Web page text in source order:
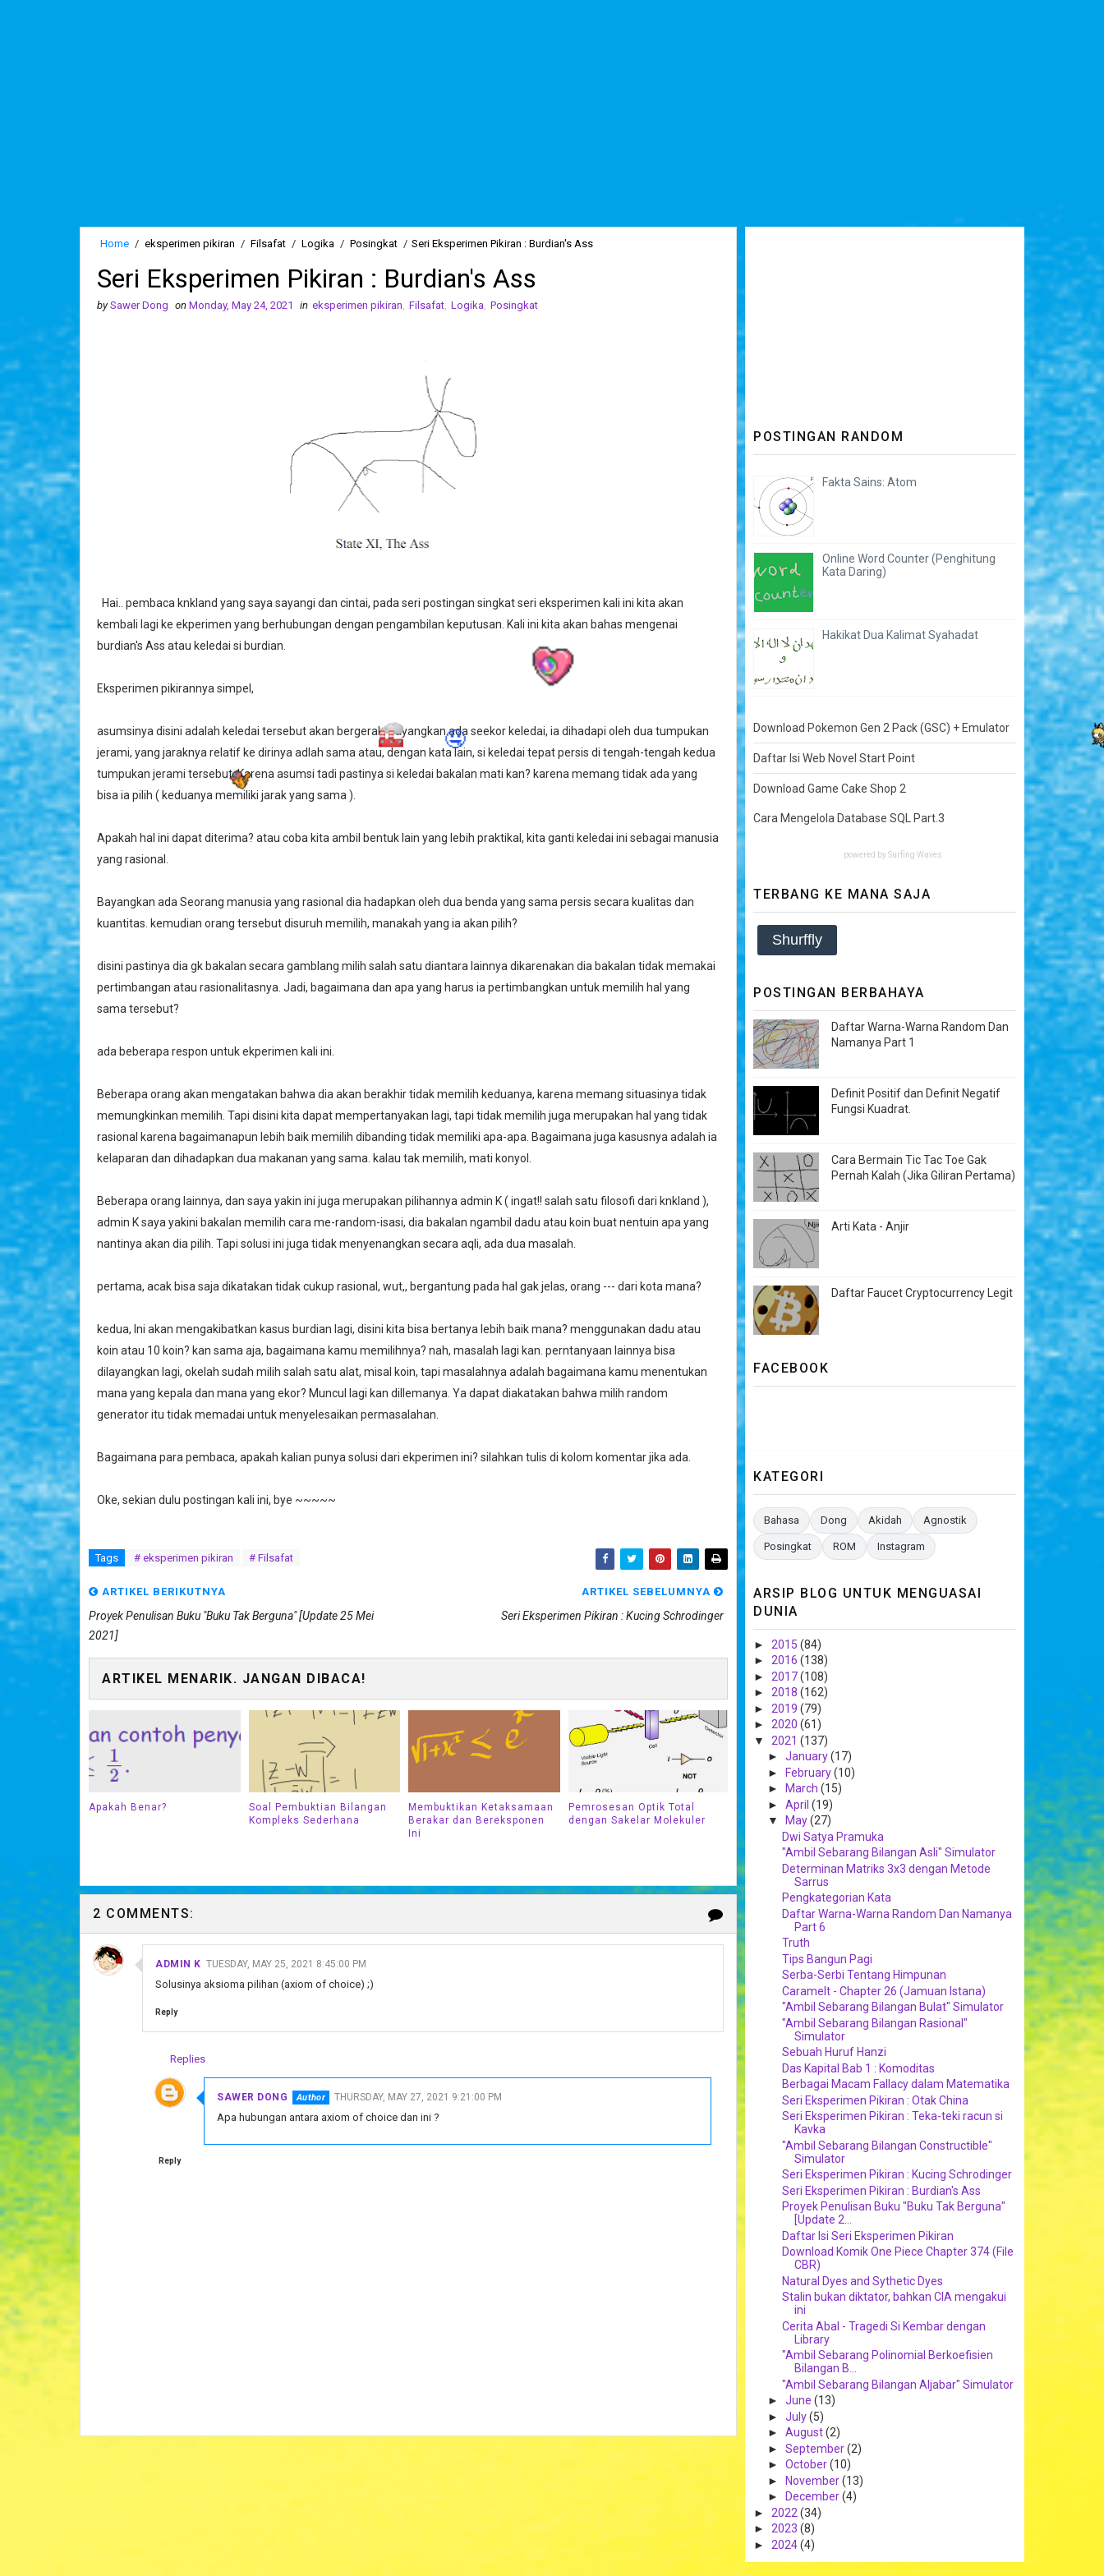
Home / eksperimen pikiran / Filsafat / Logika / Posingkat / Seri Eksperimen Pikiran : Burdian's Ass
Seri Eksperimen Pikiran : Burdian's Ass
by Sawer Dong on Monday, May 24, 2021 in eksperimen pikiran Filsafat Logika Posingkat
Hai.. pembaca knkland yang saya sayangi dan cintai, pada seri postingan singkat seri eksperimen kali ini kita akan
kembali lagi ke ekperimen yang berhubungan dengan pengambilan keputusan. Kali ini kita akan bahas mengenai
burdian's Ass atau keledai si burdian.
Eksperimen pikirannya simpel,
asumsinya disini adalah keledai tersebut akan bergerak, bayangkan ada seekor keledai, ia dihadapi oleh dua tumpukan
jerami, yang jaraknya relatif ke dirinya adlah sama atau, dengan kata lain, si keledai tepat persis di tengah-tengah kedua
tumpukan jerami tersebut. Karena asumsi tadi pastinya si keledai bakalan mati kan? karena memang tidak ada yang
bisa ia pilih ( keduanya memiliki jarak yang sama ).
Apakah hal ini dapat diterima? atau coba kita ambil bentuk lain yang lebih praktikal, kita ganti keledai ini sebagai manusia
yang rasional.
Bayangkan ada Seorang manusia yang rasional dia hadapkan oleh dua benda yang sama persis secara kualitas dan
kuantitas. kemudian orang tersebut disuruh memilih, manakah yang ia akan pilih?
disini pastinya dia gk bakalan secara gamblang milih salah satu diantara lainnya dikarenakan dia bakalan tidak memakai
pertimbangan atau rasionalitasnya. Jadi, bagaimana dan apa yang harus ia pertimbangkan untuk memilih hal yang
sama tersebut?
ada beberapa respon untuk ekperimen kali ini.
Beberapa orang akan mengatakan bahwa dia akan berakhir tidak memilih keduanya, karena memang situasinya tidak
memungkinkan memilih. Tapi disini kita dapat mempertanyakan lagi, tapi tidak memilih juga merupakan hal yang tidak
rasional karena bagaimanapun lebih baik memilih dibanding tidak memiliki apa-apa. Bagaimana juga kasusnya adalah ia
kelaparan dan dihadapkan dua makanan yang sama. kalau tak memilih, mati konyol.
Beberapa orang lainnya, dan saya yakin ini juga merupakan pilihannya admin K ( ingat!! salah satu filosofi dari knkland ),
admin K saya yakini bakalan memilih cara me-random-isasi, dia bakalan ngambil dadu atau koin buat nentuin apa yang
nantinya akan dia pilih. Tapi solusi ini juga tidak menyenangkan secara aqli, ada dua masalah.
pertama, acak bisa saja dikatakan tidak cukup rasional, wut,, bergantung pada hal gak jelas, orang --- dari kota mana?
kedua, Ini akan mengakibatkan kasus burdian lagi, disini kita bisa bertanya lebih baik mana? menggunakan dadu atau
koin atau 10 koin? kan sama aja, bagaimana kamu memilihnya? nah, masalah lagi kan. perntanyaan lainnya bisa
dilayangkan lagi, okelah sudah milih salah satu alat, misal koin, tapi masalahnya adalah bagaimana kamu menentukan
mana yang kepala dan mana yang ekor? Muncul lagi kan dillemanya. Ya dapat diakatakan bahwa milih random
generator itu tidak memadai untuk menyelesaikan permasalahan.
Bagaimana para pembaca, apakah kalian punya solusi dari ekperimen ini? silahkan tulis di kolom komentar jika ada.
Oke, sekian dulu postingan kali ini, bye ~~~~~
Tags # eksperimen pikiran # Filsafat
ARTIKEL BERIKUTNYA
Proyek Penulisan Buku "Buku Tak Berguna" [Update 25 Mei
2021]
ARTIKEL SEBELUMNYA
Seri Eksperimen Pikiran : Kucing Schrodinger
ARTIKEL MENARIK. JANGAN DIBACA!
Apakah Benar?
Soal Pembuktian Bilangan
Kompleks Sederhana
Membuktikan Ketaksamaan
Berakar dan Bereksponen
Ini
Pemrosesan Optik Total
dengan Sakelar Molekuler
2 COMMENTS:
ADMIN K TUESDAY, MAY 25, 2021 8:45:00 PM
Solusinya aksioma pilihan (axiom of choice) ;)
Reply
Replies
SAWER DONG THURSDAY, MAY 27, 2021 9:21:00 PM
Apa hubungan antara axiom of choice dan ini ?
Reply
POSTINGAN RANDOM
Fakta Sains: Atom
Online Word Counter (Penghitung
Kata Daring)
Hakikat Dua Kalimat Syahadat
Download Pokemon Gen 2 Pack (GSC) + Emulator
Daftar Isi Web Novel Start Point
Download Game Cake Shop 2
Cara Mengelola Database SQL Part.3
powered by Surfing Waves
TERBANG KE MANA SAJA
Shurffly
POSTINGAN BERBAHAYA
Daftar Warna-Warna Random Dan
Namanya Part 1
Definit Positif dan Definit Negatif
Fungsi Kuadrat.
Cara Bermain Tic Tac Toe Gak
Pernah Kalah (Jika Giliran Pertama)
Arti Kata - Anjir
Daftar Faucet Cryptocurrency Legit
FACEBOOK
KATEGORI
Bahasa Dong Akidah Agnostik
Posingkat ROM Instagram
ARSIP BLOG UNTUK MENGUASAI
DUNIA
► 2015 (84)
► 2016 (138)
► 2017(108)
► 2018 (162)
► 2019 (79)
► 2020 (61)
▼ 2021 (137)
► January(17)
►
February(10)
►
March (15)
► April (19)
▼
May(27)
Dwi Satya Pramuka
"Ambil Sebarang Bilangan Asli" Simulator
Determinan Matriks 3x3 dengan Metode
Sarrus
Pengkategorian Kata
Daftar Warna-Warna Random Dan Namanya
Part 6
Truth
Tips Bangun Pagi
Serba-Serbi Tentang Himpunan
Caramelt - Chapter 26 (Jamuan Istana)
"Ambil Sebarang Bilangan Bulat" Simulator
"Ambil Sebarang Bilangan Rasional"
Simulator
Sebuah Huruf Hanzi
Das Kapital Bab 1 : Komoditas
Berbagai Macam Fallacy dalam Matematika
Seri Eksperimen Pikiran : Otak China
Seri Eksperimen Pikiran : Teka-teki racun si
Kavka
"Ambil Sebarang Bilangan Constructible"
Simulator
Seri Eksperimen Pikiran : Kucing Schrodinger
Seri Eksperimen Pikiran : Burdian's Ass
Proyek Penulisan Buku "Buku Tak Berguna"
[Update 2...
Daftar Isi Seri Eksperimen Pikiran
Download Komik One Piece Chapter 374 (File
CBR)
Natural Dyes and Sythetic Dyes
Stalin bukan diktator, bahkan CIA mengakui
ini
Cerita Abal - Tragedi Si Kembar dengan
Library
"Ambil Sebarang Polinomial Berkoefisien
Bilangan B...
"Ambil Sebarang Bilangan Aljabar" Simulator
► June (13)
► July(5)
► August(2)
► September(2)
► October(10)
►
November(13)
►
December(4)
► 2022 (34)
► 2023 (8)
► 2024(4)